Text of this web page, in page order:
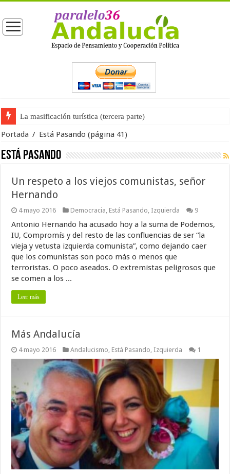
La masificación turística (tercera parte)
La opinión pública ante las próximas elecciones generales
Portada / Está Pasando (página 41)
Está Pasando
Un respeto a los viejos comunistas, señor
Hernando
4 mayo 2016 Democracia, Está Pasando, Izquierda 9
Antonio Hernando ha acusado hoy a la suma de Podemos,
IU, Compromís y del resto de las confluencias de ser “la
vieja y vetusta izquierda comunista”, como dejando caer
que los comunistas son poco más o menos que
terroristas. O poco aseados. O extremistas peligrosos que
se comen a los ...
Leer más
Más Andalucía
4 mayo 2016 Andalucismo, Está Pasando, Izquierda 1